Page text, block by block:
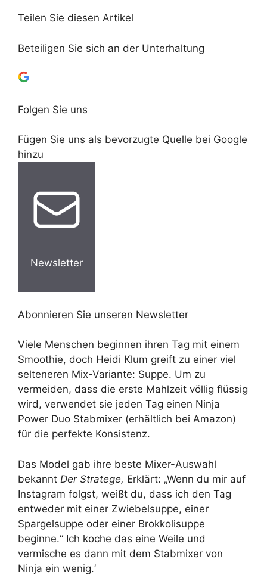
Teilen Sie diesen Artikel
Beteiligen Sie sich an der Unterhaltung
Folgen Sie uns
Fügen Sie uns als bevorzugte Quelle bei Google
hinzu
Newsletter
Abonnieren Sie unseren Newsletter
Viele Menschen beginnen ihren Tag mit einem
Smoothie, doch Heidi Klum greift zu einer viel
selteneren Mix-Variante: Suppe. Um zu
vermeiden, dass die erste Mahlzeit völlig flüssig
wird, verwendet sie jeden Tag einen Ninja
Power Duo Stabmixer (erhältlich bei Amazon)
für die perfekte Konsistenz.
Das Model gab ihre beste Mixer-Auswahl
bekannt Der Stratege, Erklärt: „Wenn du mir auf
Instagram folgst, weißt du, dass ich den Tag
entweder mit einer Zwiebelsuppe, einer
Spargelsuppe oder einer Brokkolisuppe
beginne.“ Ich koche das eine Weile und
vermische es dann mit dem Stabmixer von
Ninja ein wenig.‘